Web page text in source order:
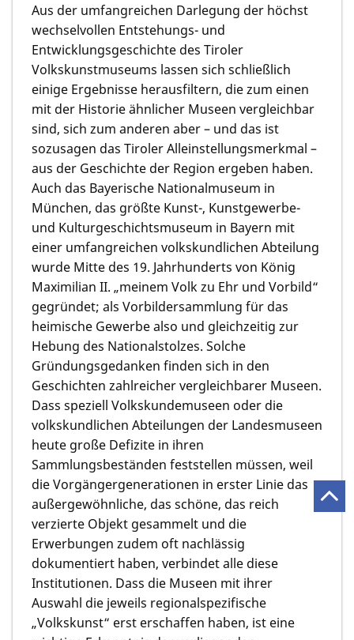
Aus der umfangreichen Darlegung der höchst
wechselvollen Entstehungs- und
Entwicklungsgeschichte des Tiroler
Volkskunstmuseums lassen sich schließlich
einige Ergebnisse herausfiltern, die zum einen
mit der Historie ähnlicher Museen vergleichbar
sind, sich zum anderen aber – und das ist
sozusagen das Tiroler Alleinstellungsmerkmal –
aus der Geschichte der Region ergeben haben.
Auch das Bayerische Nationalmuseum in
München, das größte Kunst-, Kunstgewerbe-
und Kulturgeschichtsmuseum in Bayern mit
einer umfangreichen volkskundlichen Abteilung
wurde Mitte des 19. Jahrhunderts von König
Maximilian II. „meinem Volk zu Ehr und Vorbild“
gegründet; als Vorbildersammlung für das
heimische Gewerbe also und gleichzeitig zur
Hebung des Nationalstolzes. Solche
Gründungsgedanken finden sich in den
Geschichten zahlreicher vergleichbarer Museen.
Dass speziell Volkskundemuseen oder die
volkskundlichen Abteilungen der Landesmuseen
heute große Defizite in ihren
Sammlungsbeständen feststellen müssen, weil
die Vorgängergenerationen in erster Linie das
außergewöhnliche, das schöne, das reich
verzierte Objekt gesammelt und die
Erwerbungen zudem oft nachlässig
dokumentiert haben, verbindet alle diese
Institutionen. Dass die Museen mit ihrer
Auswahl die jeweils regionalspezifische
„Volkskunst“ erst erschaffen haben, ist eine